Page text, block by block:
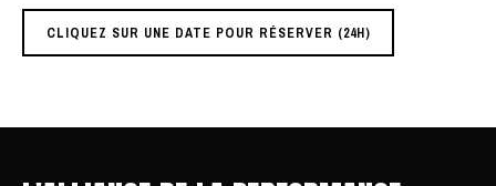
CLIQUEZ SUR UNE DATE POUR RÉSERVER (24H)